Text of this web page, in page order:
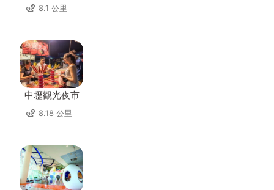
8.1 公里
中壢觀光夜市
8.18 公里